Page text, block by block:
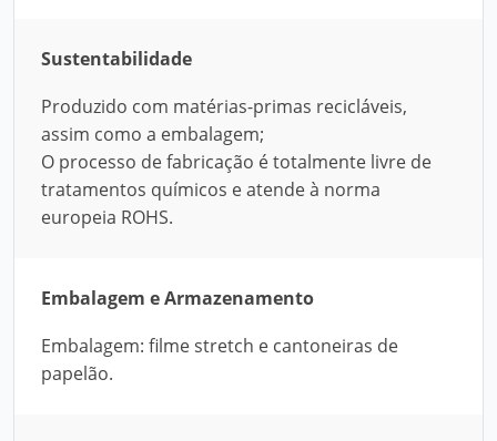
Sustentabilidade
Produzido com matérias-primas recicláveis,
assim como a embalagem;
O processo de fabricação é totalmente livre de
tratamentos químicos e atende à norma
europeia ROHS.
Embalagem e Armazenamento
Embalagem: filme stretch e cantoneiras de
papelão.